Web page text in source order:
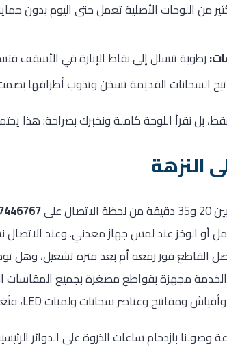
من اللوحات الأصلية تعمل حتى اليوم بدون
رطوبة تتسلل إلى نقاط الإنارة في الأسقف
السخانات القديمة تسخن وتذوب أطرافها
بل نقرأ اللوحة كاملة ونخبرك بصراحة: هذا
النزهة
على
أو الوخز عند لمس جهاز معدني. وعند
القاطع فور رفعه أم بعد فترة تشغيل، وهل
وصولنا بازدحام ساعات الذروة على الدوائر